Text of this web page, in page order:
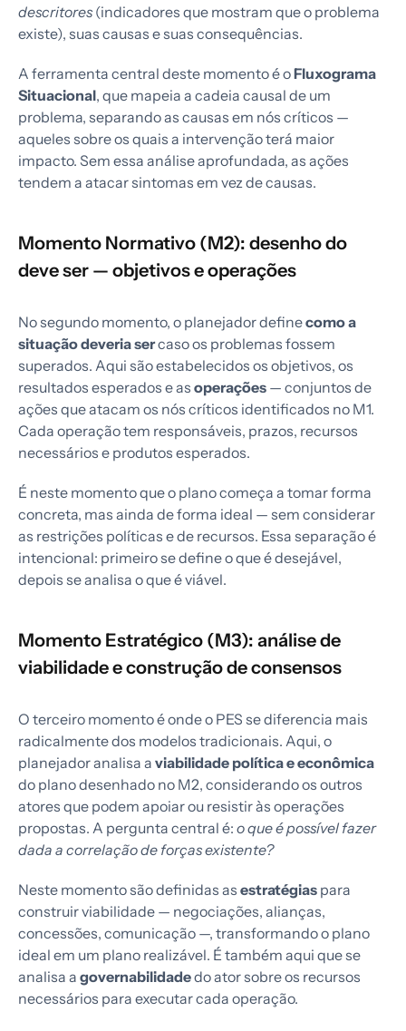
descritores (indicadores que mostram que o problema
existe), suas causas e suas consequências.
A ferramenta central deste momento é oFluxograma
Situacional, que mapeia a cadeia causal de um
problema, separando as causas em nós críticos —
aqueles sobre os quais a intervenção terá maior
impacto. Sem essa análise aprofundada, as ações
tendem a atacar sintomas em vez de causas.
Momento Normativo (M2): desenho do
deve ser — objetivos e operações
No segundo momento, o planejador definecomo a
situação deveria sercaso os problemas fossem
superados. Aqui são estabelecidos os objetivos, os
resultados esperados e as operações — conjuntos de
ações que atacam os nós críticos identificados no M1.
Cada operação tem responsáveis, prazos, recursos
necessários e produtos esperados.
É neste momento que o plano começa a tomar forma
concreta, mas ainda de forma ideal — sem considerar
as restrições políticas e de recursos. Essa separação é
intencional: primeiro se define o que é desejável,
depois se analisa o que é viável.
Momento Estratégico (M3): análise de
viabilidade e construção de consensos
O terceiro momento é onde o PES se diferencia mais
radicalmente dos modelos tradicionais. Aqui, o
planejador analisa a viabilidade política e econômica
do plano desenhado no M2, considerando os outros
atores que podem apoiar ou resistir às operações
propostas. A pergunta central é: o que é possível fazer
dada a correlação de forças existente?
Neste momento são definidas as estratégias para
construir viabilidade — negociações, alianças,
concessões, comunicação —, transformando o plano
ideal em um plano realizável. É também aqui que se
analisa a governabilidadedo ator sobre os recursos
necessários para executar cada operação.